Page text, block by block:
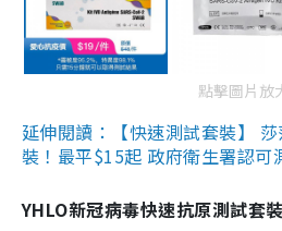
點擊圖片放
延伸閱讀：【快速測試套裝】
裝！最平$15起 政府衛生署認可
YHLO新冠病毒快速抗原測試套裝